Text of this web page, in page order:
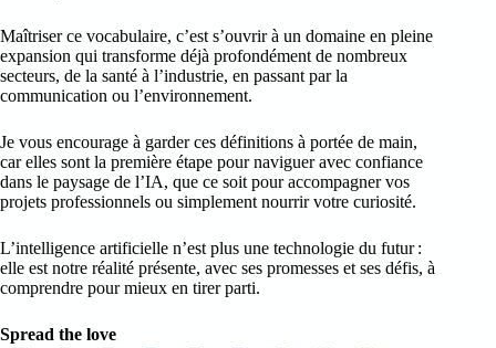
Maîtriser ce vocabulaire, c’est s’ouvrir à un domaine en pleine
expansion qui transforme déjà profondément de nombreux
secteurs, de la santé à l’industrie, en passant par la
communication ou l’environnement.
Je vous encourage à garder ces définitions à portée de main,
car elles sont la première étape pour naviguer avec confiance
dans le paysage de l’IA, que ce soit pour accompagner vos
projets professionnels ou simplement nourrir votre curiosité.
L’intelligence artificielle n’est plus une technologie du futur :
elle est notre réalité présente, avec ses promesses et ses défis, à
comprendre pour mieux en tirer parti.
Spread the love